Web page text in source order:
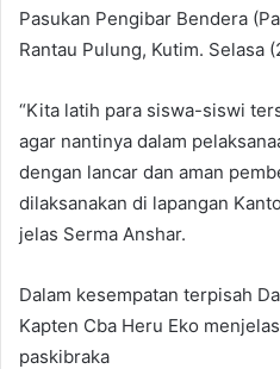
Pasukan Pengibar Bendera
Rantau Pulung, Kutim. Selasa
“Kita latih para siswa-siswi
agar nantinya dalam
dengan lancar dan aman
dilaksanakan di lapangan
jelas Serma Anshar.
Dalam kesempatan terpisah
Kapten Cba Heru Eko
paskibraka